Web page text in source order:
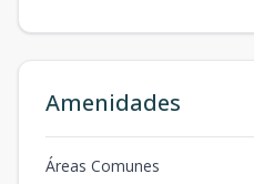
Amenidades
Áreas Comunes